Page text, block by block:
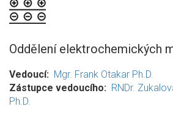
Oddělení elektrochemických
Vedoucí
Mgr. Frank Otakar Ph.D.
Zástupce vedoucího
RNDr.
Ph.D.